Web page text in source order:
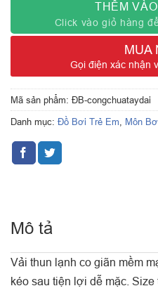
là:
180.000
THÊM
Click vào giỏ hàng
MUA
Gọi điện xác nhận
Mã sản phẩm: ĐB-congchuataydai
Danh mục: Đồ Bơi Trẻ Em Môn
Mô tả
Vải thun lạnh co giãn mềm
kéo sau tiện lợi dễ mặc.